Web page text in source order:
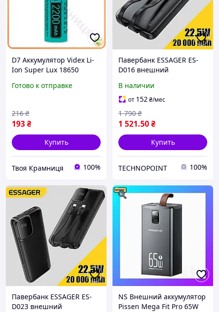
D7 Аккумулятор Videx Li-
Ion Super Lux 18650
батарея для электроники
Готово к отправке
193₴
216 ₴
Купить
Твоя Крамниця 100%
Павербанк ESSAGER ES-
D016 внешний
зарядкой 22.5W (LED-
дисплей 20000mAh 74Wh
встроенные кабели
черный корпус)
В наличии
от 152₴/мес
1 521.50₴
1 790 ₴
Купить
TECHNOPOINT 100%
Павербанк ESSAGER ES-
D023 внешний
NS Внешний аккумулятор
Pissen Mega Fit Pro 65W